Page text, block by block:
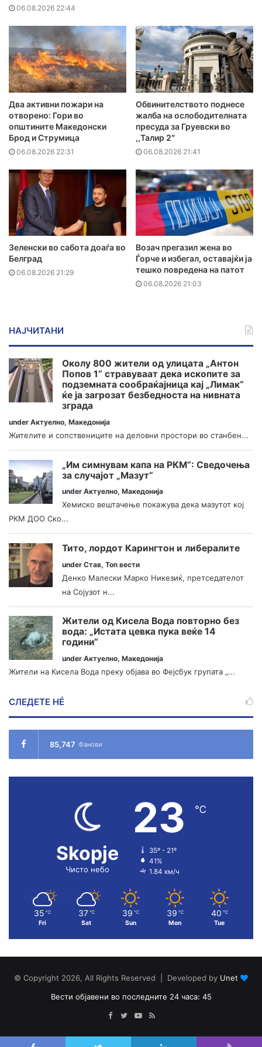
06.08.2026 22:44
Два активни пожари на
отворено: Гори во
општините Македонски
Брод и Струмица
06.08.2026 22:31
Обвинителството поднесе
жалба на ослободителната
пресуда за Груевски во
,,Талир 2″
06.08.2026 21:41
Зеленски во сабота доаѓа во
Белград
06.08.2026 21:29
Возач прегазил жена во
Ѓорче и избегал, оставајќи ја
тешко повредена на патот
06.08.2026 21:03
НАЈЧИТАНИ
Околу 800 жители од улицата „Антон
Попов 1“ стравуваат дека ископите за
подземната сообраќајница кај „Лимак“
ќе ја загрозат безбедноста на нивната
зграда
under Актуелно, Македонија
Жителите и сопствениците на деловни простори во станбен...
„Им симнувам капа на РКМ“: Сведочења
за случајот „Мазут“
under Актуелно, Македонија
Хемиско вештачење покажува дека мазутот кој
РКМ ДОО Ско...
Тито, лордот Карингтон и либералите
under Став, Топ вести
Денко Малески Марко Никезиќ, претседателот
на Сојузот н...
Жители од Кисела Вода повторно без
вода: „Истата цевка пука веќе 14
години“
under Актуелно, Македонија
Жители на Кисела Вода преку објава во Фејсбук групата „...
СЛЕДЕТЕ НÉ
85,747 Фанови
Skopje
Чисто небо
23 ℃
35º - 21º
41%
1.84 км/ч
35 ℃
Fri
37 ℃
Sat
39 ℃
Sun
39 ℃
Mon
40 ℃
Tue
© Copyright 2026, All Rights Reserved | Developed by Unet
Вести објавени во последните 24 часа: 45
Facebook
TwitterYouTube
RSS